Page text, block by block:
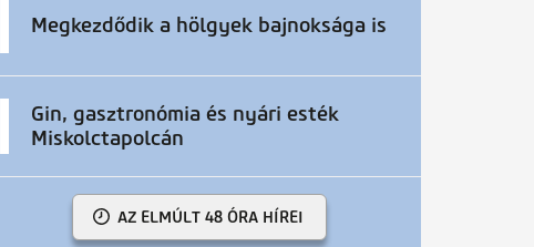
Megkezdődik a hölgyek bajnoksága is
Gin, gasztronómia és nyári esték
Miskolctapolcán
AZ ELMÚLT 48 ÓRA HÍREI